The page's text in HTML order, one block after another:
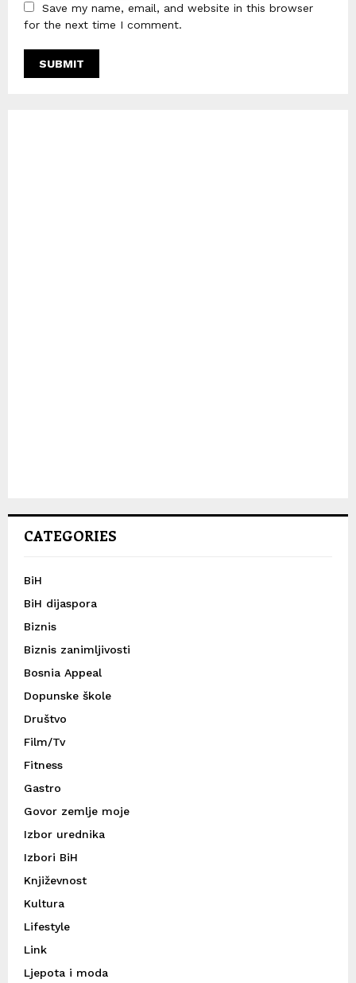
Save my name, email, and website in this browser
for the next time I comment.
CATEGORIES
BiH
BiH dijaspora
Biznis
Biznis zanimljivosti
Bosnia Appeal
Dopunske škole
Društvo
Film/Tv
Fitness
Gastro
Govor zemlje moje
Izbor urednika
Izbori BiH
Književnost
Kultura
Lifestyle
Link
Ljepota i moda